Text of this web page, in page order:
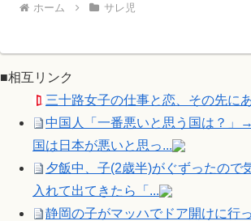
ホーム サレ児
■相互リンク
三十路女子の仕事と恋、その先に
中国人「一番悪いと思う国は？」
国は日本が悪いと思っ...
夕飯中、子(2歳半)がぐずったので
入れて出てきたら「...
静岡の子がマッハでドア開けに行